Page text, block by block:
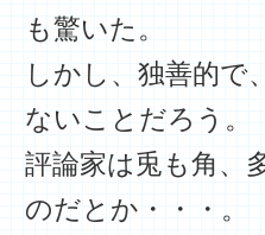
も驚いた。
しかし、独善的で
ないことだろう。
評論家は兎も角、
のだとか・・・。